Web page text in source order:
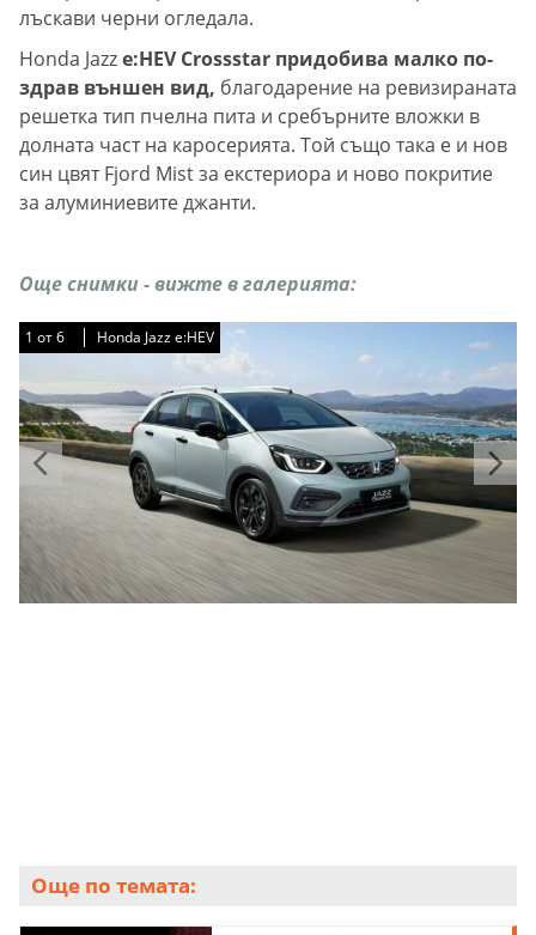
лъскави черни огледала.
Honda Jazze:HEV Crossstar придобива малко по-
здрав външен вид, благодарение на ревизираната
решетка тип пчелна пита и сребърните вложки в
долната част на каросерията. Той също така е и нов
син цвят Fjord Mist за екстериора и ново покритие
за алуминиевите джанти.
Още снимки - вижте в галерията:
1 от6 Honda Jazz e:HEV
1 от6 Honda Jazz e:HEV
1 от6 Honda Jazz e:HEV
1 от6 Honda Jazz e:HEV
1 от6 Honda Jazz e:HEV
1 от6 Honda Jazz e:HEV
Още по темата: